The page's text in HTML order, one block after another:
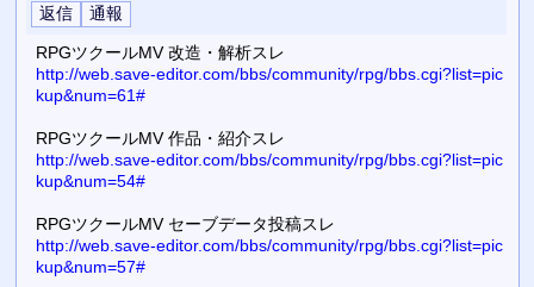
RPGツクールMV 改造・解析スレ
http://web.save-editor.com/bbs/community/rpg/bbs.cgi?list=pic
kup&num=61#
RPGツクールMV 作品・紹介スレ
http://web.save-editor.com/bbs/community/rpg/bbs.cgi?list=pic
kup&num=54#
RPGツクールMV セーブデータ投稿スレ
http://web.save-editor.com/bbs/community/rpg/bbs.cgi?list=pic
kup&num=57#